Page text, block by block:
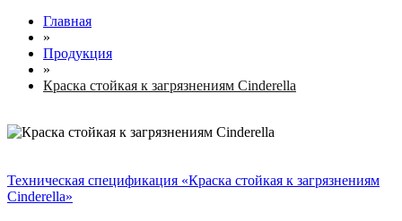
Главная
»
Продукция
»
Краска стойкая к загрязнениям Cinderella
Техническая спецификация «Краска стойкая к загрязнениям
Cinderella»